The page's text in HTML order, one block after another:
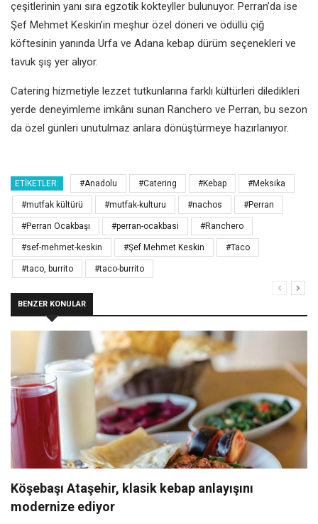
çeşitlerinin yanı sıra egzotik kokteyller bulunuyor. Perran’da ise
Şef Mehmet Keskin’in meşhur özel döneri ve ödüllü çiğ
köftesinin yanında Urfa ve Adana kebap dürüm seçenekleri ve
tavuk şiş yer alıyor.
Catering hizmetiyle lezzet tutkunlarına farklı kültürleri diledikleri
yerde deneyimleme imkânı sunan Ranchero ve Perran, bu sezon
da özel günleri unutulmaz anlara dönüştürmeye hazırlanıyor.
ETIKETLER: #Anadolu #Catering #Kebap #Meksika
#mutfak kültürü #mutfak-kulturu #nachos #Perran
#Perran Ocakbaşı #perran-ocakbasi #Ranchero
#sef-mehmet-keskin #Şef Mehmet Keskin #Taco
#taco, burrito #taco-burrito
BENZER KONULAR
Köşebaşı Ataşehir, klasik kebap anlayışını
modernize ediyor